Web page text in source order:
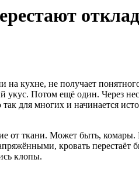
кухне, не получает
Потом ещё один. Через
для многих и начинается
от ткани. Может быть,
кровать
клопы.